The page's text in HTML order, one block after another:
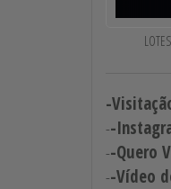
-
--
--Quero
--Vídeo